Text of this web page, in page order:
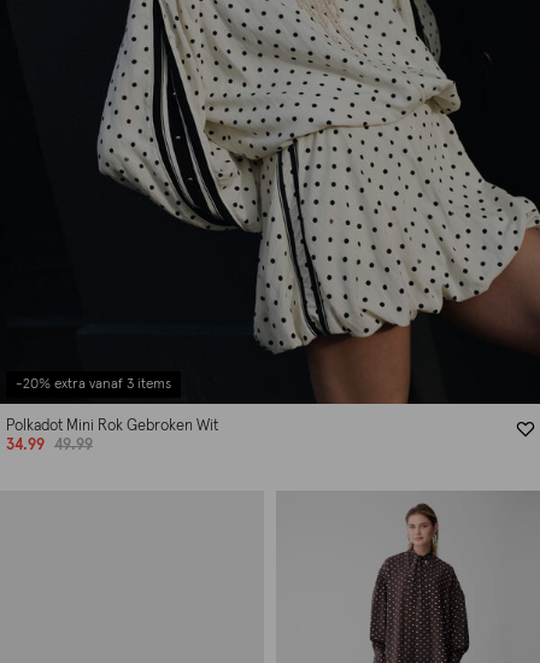
-20% extra vanaf 3 items
Polkadot Mini Rok Gebroken Wit
34.99
49.99